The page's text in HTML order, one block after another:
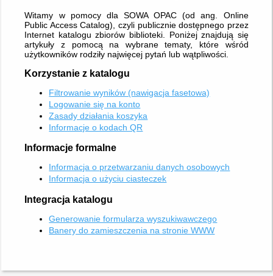
Witamy w pomocy dla SOWA OPAC (od ang. Online
Public Access Catalog), czyli publicznie dostępnego przez
Internet katalogu zbiorów biblioteki. Poniżej znajdują się
artykuły z pomocą na wybrane tematy, które wśród
użytkowników rodziły najwięcej pytań lub wątpliwości.
Korzystanie z katalogu
Filtrowanie wyników (nawigacja fasetowa)
Logowanie się na konto
Zasady działania koszyka
Informacje o kodach QR
Informacje formalne
Informacja o przetwarzaniu danych osobowych
Informacja o użyciu ciasteczek
Integracja katalogu
Generowanie formularza wyszukiwawczego
Banery do zamieszczenia na stronie WWW